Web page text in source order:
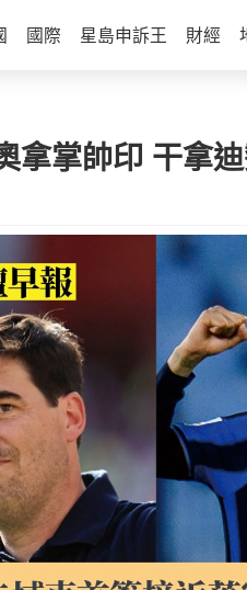
國際 星島申訴王 財經
拿掌帥印 干拿